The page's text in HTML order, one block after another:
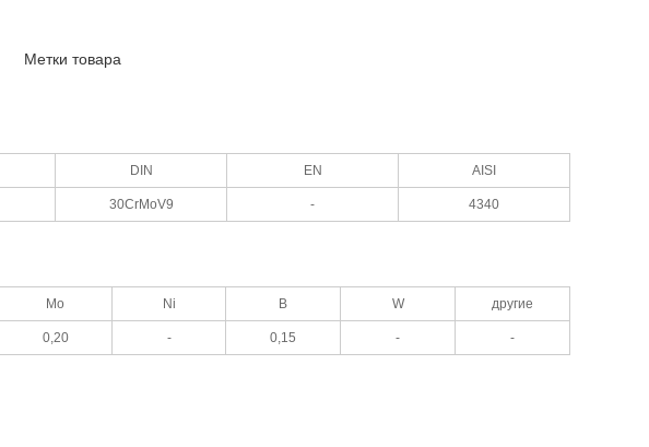
Метки товара
DIN EN AISI
30CrMoV9 - 4340
Mo Ni В W другие
0,20 - 0,15 - -